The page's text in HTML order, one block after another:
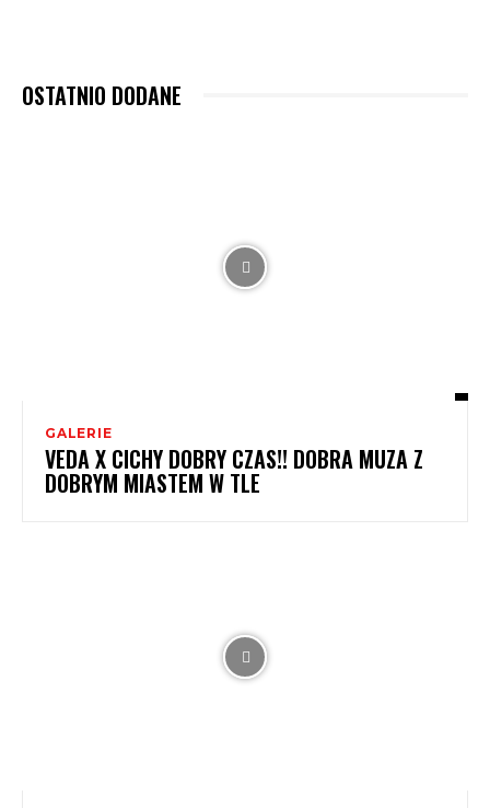
OSTATNIO DODANE
GALERIE
VEDA X CICHY DOBRY CZAS!! DOBRA MUZA Z
DOBRYM MIASTEM W TLE